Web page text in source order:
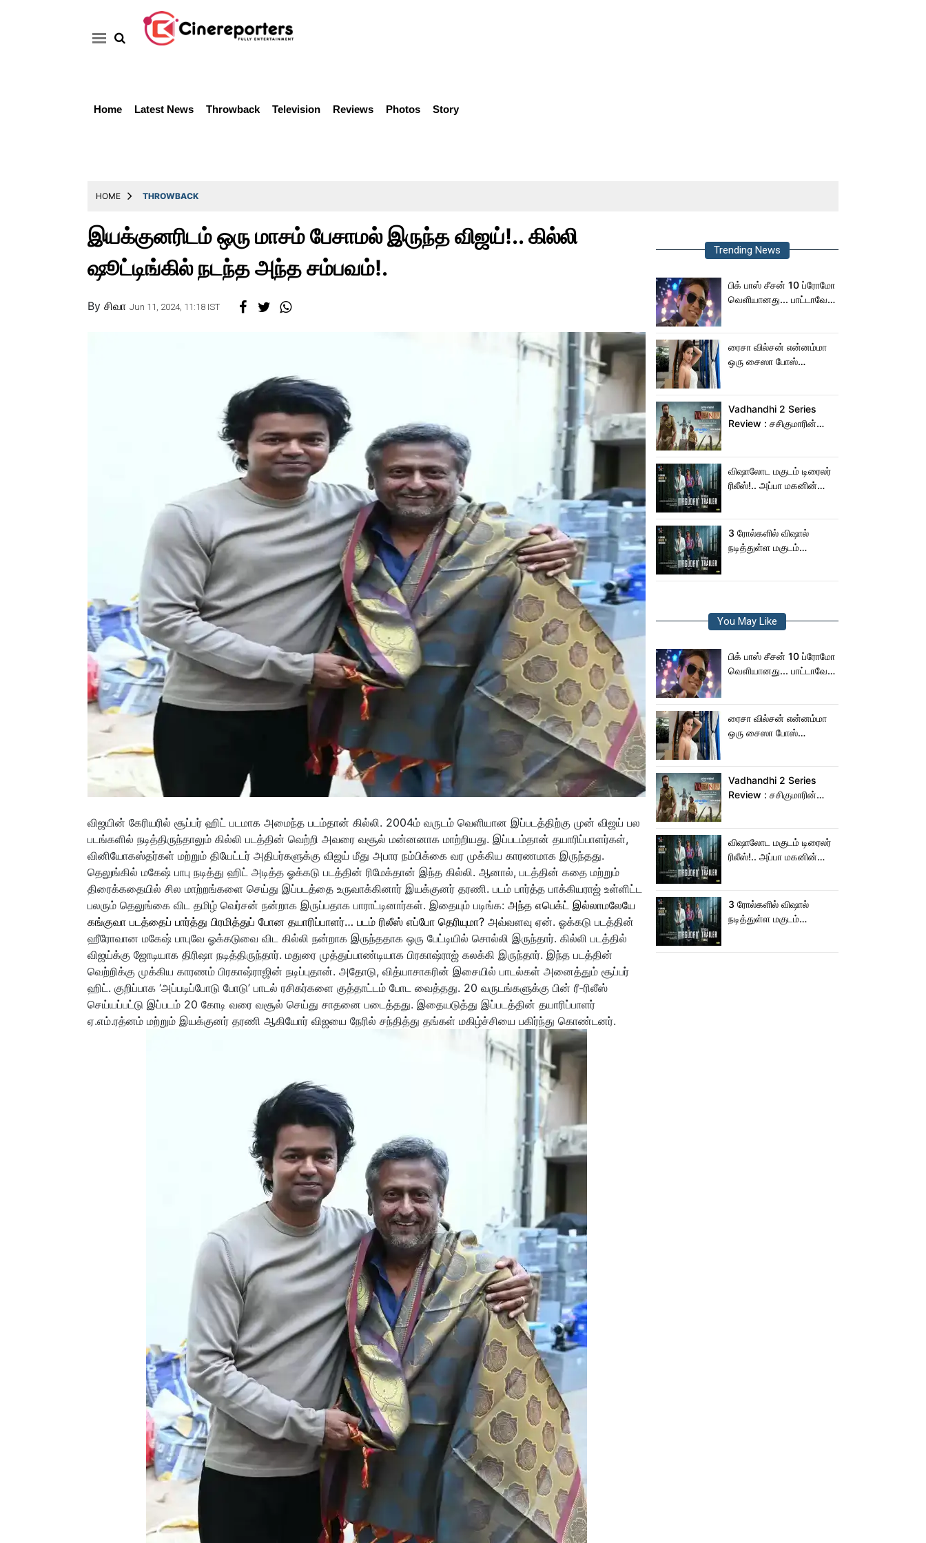
Home Latest News Throwback Television Reviews Photos Story
HOME THROWBACK
இயக்குனரிடம் ஒரு மாசம் பேசாமல் இருந்த விஜய்!.. கில்லி
ஷூட்டிங்கில் நடந்த அந்த சம்பவம்!.
By சிவா Jun 11, 2024, 11:18 IST
விஜயின் கேரியரில் சூப்பர் ஹிட் படமாக அமைந்த படம்தான் கில்லி. 2004ம் வருடம் வெளியான இப்படத்திற்கு முன் விஜய் பல
படங்களில் நடித்திருந்தாலும் கில்லி படத்தின் வெற்றி அவரை வசூல் மன்னனாக மாற்றியது. இப்படம்தான் தயாரிப்பாளர்கள்,
வினியோகஸ்தர்கள் மற்றும் தியேட்டர் அதிபர்களுக்கு விஜய் மீது அபார நம்பிக்கை வர முக்கிய காரணமாக இருந்தது.
தெலுங்கில் மகேஷ் பாபு நடித்து ஹிட் அடித்த ஓக்கடு படத்தின் ரிமேக்தான் இந்த கில்லி. ஆனால், படத்தின் கதை மற்றும்
திரைக்கதையில் சில மாற்றங்களை செய்து இப்படத்தை உருவாக்கினார் இயக்குனர் தரணி. படம் பார்த்த பாக்கியராஜ் உள்ளிட்ட
பலரும் தெலுங்கை விட தமிழ் வெர்சன் நன்றாக இருப்பதாக பாராட்டினார்கள். இதையும் படிங்க: அந்த எபெக்ட் இல்லாமலேயே
கங்குவா படத்தைப் பார்த்து பிரமித்துப் போன தயாரிப்பாளர்… படம் ரிலீஸ் எப்போ தெரியுமா? அவ்வளவு ஏன். ஓக்கடு படத்தின்
ஹீரோவான மகேஷ் பாபுவே ஓக்கடுவை விட கில்லி நன்றாக இருந்ததாக ஒரு பேட்டியில் சொல்லி இருந்தார். கில்லி படத்தில்
விஜய்க்கு ஜோடியாக திரிஷா நடித்திருந்தார். மதுரை முத்துப்பாண்டியாக பிரகாஷ்ராஜ் கலக்கி இருந்தார். இந்த படத்தின்
வெற்றிக்கு முக்கிய காரணம் பிரகாஷ்ராஜின் நடிப்புதான். அதோடு, வித்யாசாகரின் இசையில் பாடல்கள் அனைத்தும் சூப்பர்
ஹிட். குறிப்பாக ‘அப்படிப்போடு போடு’ பாடல் ரசிகர்களை குத்தாட்டம் போட வைத்தது. 20 வருடங்களுக்கு பின் ரீ-ரிலீஸ்
செய்யப்பட்டு இப்படம் 20 கோடி வரை வசூல் செய்து சாதனை படைத்தது. இதையடுத்து இப்படத்தின் தயாரிப்பாளர்
ஏ.எம்.ரத்னம் மற்றும் இயக்குனர் தரணி ஆகியோர் விஜயை நேரில் சந்தித்து தங்கள் மகிழ்ச்சியை பகிர்ந்து கொண்டனர்.
Trending News
பிக் பாஸ் சீசன் 10 ப்ரோமோ
வெளியானது... பாட்டாவே
ரைசா வில்சன் என்னம்மா
ஒரு சைஸா போஸ்
Vadhandhi 2 Series
Review : சசிகுமாரின்
விமர்சனம்!
விஷாலோட மகுடம் டிரைலர்
ரிலீஸ்!.. அப்பா மகனின்
3 ரோல்களில் விஷால்
நடித்துள்ள மகுடம்
You May Like
பிக் பாஸ் சீசன் 10 ப்ரோமோ
வெளியானது... பாட்டாவே
ரைசா வில்சன் என்னம்மா
ஒரு சைஸா போஸ்
Vadhandhi 2 Series
Review : சசிகுமாரின்
விமர்சனம்!
விஷாலோட மகுடம் டிரைலர்
ரிலீஸ்!.. அப்பா மகனின்
3 ரோல்களில் விஷால்
நடித்துள்ள மகுடம்